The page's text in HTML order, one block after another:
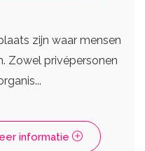
zijn waar mensen
Zowel privépersonen
informatie